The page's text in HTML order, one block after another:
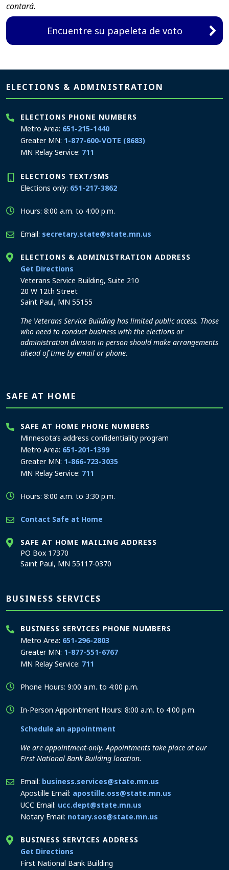
contará.
Encuentre su papeleta de voto
Page footer
ELECTIONS & ADMINISTRATION
ELECTIONS PHONE NUMBERS
Metro Area: 651-215-1440
Greater MN: 1-877-600-VOTE (8683)
MN Relay Service: 711
ELECTIONS TEXT/SMS
Elections only: 651-217-3862
Hours: 8:00 a.m. to 4:00 p.m.
Email: secretary.state@state.mn.us
ELECTIONS & ADMINISTRATION ADDRESS
Get Directions
Veterans Service Building, Suite 210
20 W 12th Street
Saint Paul, MN 55155
The Veterans Service Building has limited public access. Those
who need to conduct business with the elections or
administration division in person should make arrangements
ahead of time by email or phone.
SAFE AT HOME
SAFE AT HOME PHONE NUMBERS
Minnesota’s address confidentiality program
Metro Area: 651-201-1399
Greater MN: 1-866-723-3035
MN Relay Service: 711
Hours: 8:00 a.m. to 3:30 p.m.
Contact Safe at Home
SAFE AT HOME MAILING ADDRESS
PO Box 17370
Saint Paul, MN 55117-0370
BUSINESS SERVICES
BUSINESS SERVICES PHONE NUMBERS
Metro Area: 651-296-2803
Greater MN: 1-877-551-6767
MN Relay Service: 711
Phone Hours: 9:00 a.m. to 4:00 p.m.
In-Person Appointment Hours: 8:00 a.m. to 4:00 p.m.
Schedule an appointment
We are appointment-only. Appointments take place at our
First National Bank Building location.
Email: business.services@state.mn.us
Apostille Email: apostille.oss@state.mn.us
UCC Email: ucc.dept@state.mn.us
Notary Email: notary.sos@state.mn.us
BUSINESS SERVICES ADDRESS
Get Directions
First National Bank Building